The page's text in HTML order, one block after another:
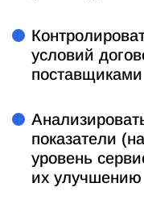
условий
показатели
уровень
их улучшению